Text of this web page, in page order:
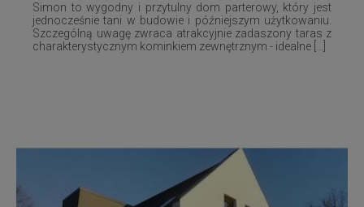
Simon to wygodny i przytulny dom parterowy, który jest
jednocześnie tani w budowie i późniejszym użytkowaniu.
Szczególną uwagę zwraca atrakcyjnie zadaszony taras z
charakterystycznym kominkiem zewnętrznym - idealne [...]